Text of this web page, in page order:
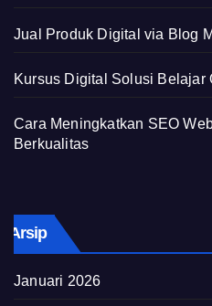
Jual Produk Digital via Blog
Kursus Digital Solusi Belajar
Cara Meningkatkan SEO
Berkualitas
Arsip
Januari 2026